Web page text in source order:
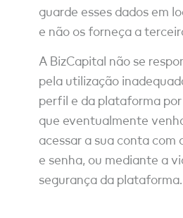
guarde esses dados em
e não os forneça a
A BizCapital não se
pela utilização
perfil e da plataforma
que eventualmente
acessar a sua conta com
e senha, ou mediante a
segurança da plataforma.